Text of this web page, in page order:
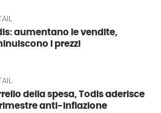
aumentano le vendite,
i prezzi
della spesa, Todis aderisce
anti-inflazione